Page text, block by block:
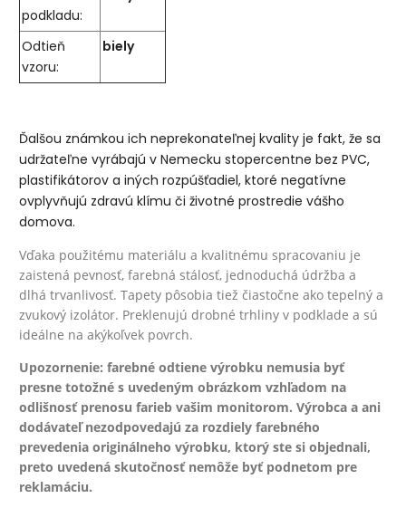
podkladu:
Odtieň
vzoru:
biely
Ďalšou známkou ich neprekonateľnej kvality je fakt, že sa
udržateľne vyrábajú v Nemecku stopercentne bez PVC,
plastifikátorov a iných rozpúšťadiel, ktoré negatívne
ovplyvňujú zdravú klímu či životné prostredie vášho
domova.
Vďaka použitému materiálu a kvalitnému spracovaniu je
zaistená pevnosť, farebná stálosť, jednoduchá údržba a
dlhá trvanlivosť. Tapety pôsobia tiež čiastočne ako tepelný a
zvukový izolátor. Preklenujú drobné trhliny v podklade a sú
ideálne na akýkoľvek povrch.
Upozornenie: farebné odtiene výrobku nemusia byť
presne totožné s uvedeným obrázkom vzhľadom na
odlišnosť prenosu farieb vašim monitorom. Výrobca a ani
dodávateľ nezodpovedajú za rozdiely farebného
prevedenia originálneho výrobku, ktorý ste si objednali,
preto uvedená skutočnosť nemôže byť podnetom pre
reklamáciu.